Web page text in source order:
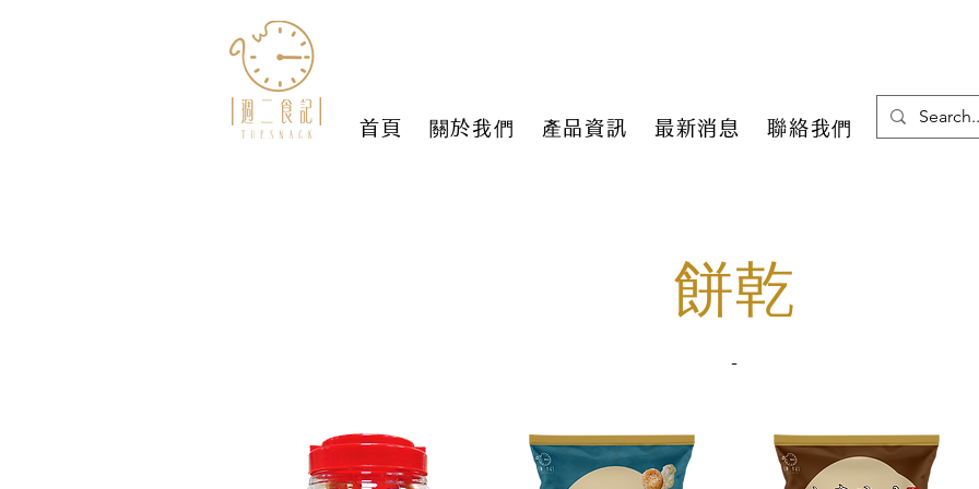
首頁 關於我們 產品資訊 最新消息 聯絡我們
​餅乾
-